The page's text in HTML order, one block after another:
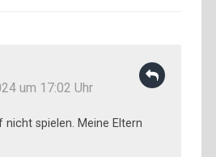
um 17:02 Uhr
nicht spielen. Meine Eltern